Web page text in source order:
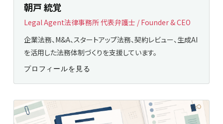
朝戸 統覚
Legal Agent法律事務所 代表弁護士 / Founder & CEO
企業法務、M&A、スタートアップ法務、契約レビュー、生成AI
を活用した法務体制づくりを支援しています。
プロフィールを見る